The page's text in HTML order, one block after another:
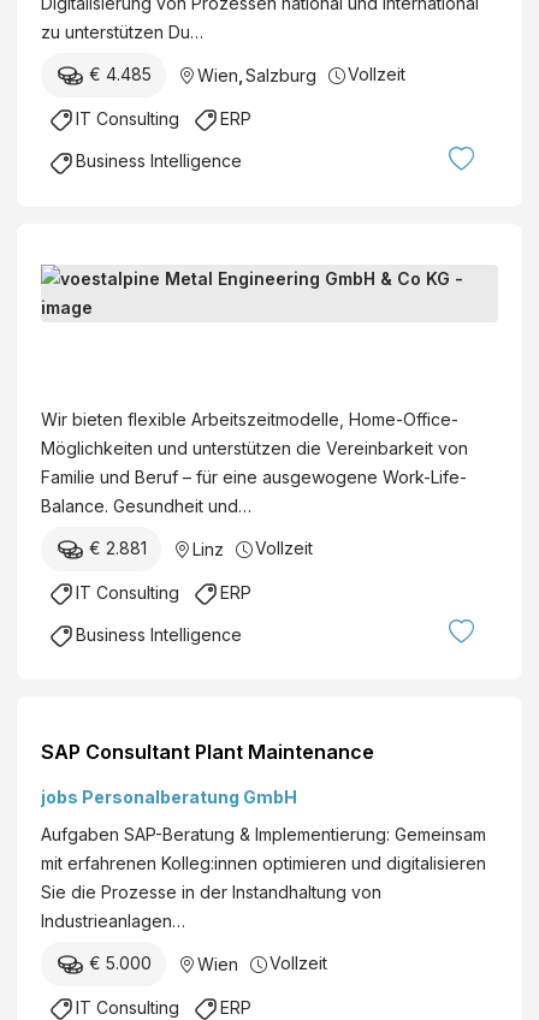
zu unterstützen Du…
€ 4.485 Wien Salzburg Vollzeit
IT Consulting ERP
Business Intelligence
C
o
l
t
a
n
A
A
c
e
s
s
M
e
s
t
a
e
a
l
n
g
i
n
Wir bieten flexible Arbeitszeitmodelle, Home-Office-
Möglichkeiten und unterstützen die Vereinbarkeit von
Familie und Beruf – für eine ausgewogene Work-Life-
Balance. Gesundheit und…
€ 2.881 Linz Vollzeit
IT Consulting ERP
Business Intelligence
SAP Consultant Plant Maintenance
jobs Personalberatung GmbH
Aufgaben SAP-Beratung & Implementierung: Gemeinsam
mit erfahrenen Kolleg:innen optimieren und digitalisieren
Sie die Prozesse in der Instandhaltung von
Industrieanlagen…
€ 5.000 Wien Vollzeit
IT Consulting ERP